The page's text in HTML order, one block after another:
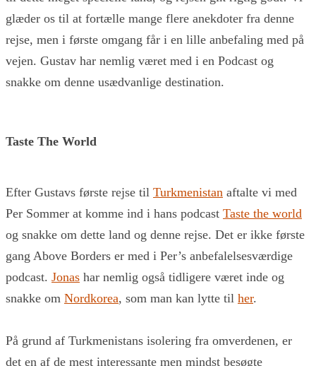
glæder os til at fortælle mange flere anekdoter fra denne
rejse, men i første omgang får i en lille anbefaling med på
vejen. Gustav har nemlig været med i en Podcast og
snakke om denne usædvanlige destination.
Taste The World
Efter Gustavs første rejse til Turkmenistan aftalte vi med
Per Sommer at komme ind i hans podcast Taste the world
og snakke om dette land og denne rejse. Det er ikke første
gang Above Borders er med i Per’s anbefalelsesværdige
podcast. Jonas har nemlig også tidligere været inde og
snakke om Nordkorea, som man kan lytte til her.
På grund af Turkmenistans isolering fra omverdenen, er
det en af de mest interessante men mindst besøgte